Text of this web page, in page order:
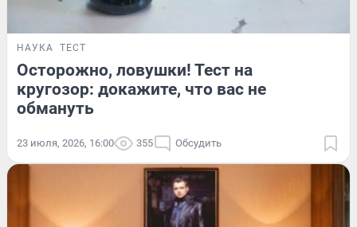
НАУКА ТЕСТ
Осторожно, ловушки! Тест на
кругозор: докажите, что вас не
обмануть
23 июля, 2026, 16:00 355 Обсудить